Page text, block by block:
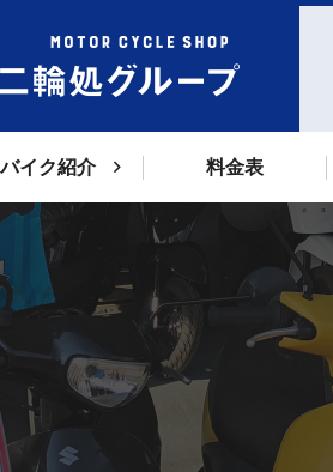
バイク紹介 料金表